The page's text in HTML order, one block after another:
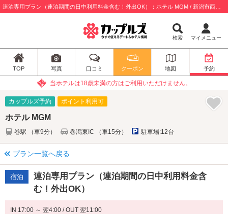
検索 マイメニュー
TOP 写真 口コミ クーポン 地図 予約
当ホテルは18歳未満の方はご利用いただけません。
カップルズ予約 ポイント利用可
ホテル MGM
巻駅 （車9分） 巻潟東IC （車15分） 駐車場:12台
プラン一覧へ戻る
宿泊
連泊専用プラン（連泊期間の日中利用料金含
む！外出OK）
IN 17:00 ～ 翌4:00 / OUT 翌11:00